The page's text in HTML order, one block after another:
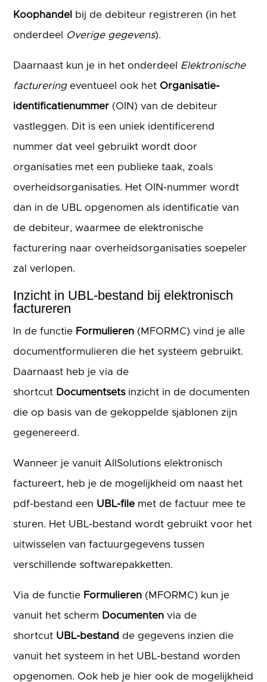
Koophandel bij de debiteur registreren (in het
onderdeel Overige gegevens).
Daarnaast kun je in het onderdeel Elektronische
factureringeventueel ook hetOrganisatie-
identificatienummer (OIN) van de debiteur
vastleggen. Dit is een uniek identificerend
nummer dat veel gebruikt wordt door
organisaties met een publieke taak, zoals
overheidsorganisaties. Het OIN-nummer wordt
dan in de UBL opgenomen als identificatie van
de debiteur, waarmee de elektronische
facturering naar overheidsorganisaties soepeler
zal verlopen.
Inzicht in UBL-bestand bij elektronisch
factureren
In de functie Formulieren (MFORMC) vind je alle
documentformulieren die het systeem gebruikt.
Daarnaast heb je via de
shortcut Documentsets inzicht in de documenten
die op basis van de gekoppelde sjablonen zijn
gegenereerd.
Wanneer je vanuit AllSolutions elektronisch
factureert, heb je de mogelijkheid om naast het
pdf-bestand een UBL-file met de factuur mee te
sturen. Het UBL-bestand wordt gebruikt voor het
uitwisselen van factuurgegevens tussen
verschillende softwarepakketten.
Via de functie Formulieren (MFORMC) kun je
vanuit het scherm Documenten via de
shortcut UBL-bestand de gegevens inzien die
vanuit het systeem in het UBL-bestand worden
opgenomen. Ook heb je hier ook de mogelijkheid